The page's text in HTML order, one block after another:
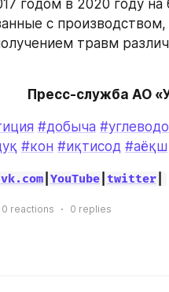
годом в 2020 году на
с производством,
травм
Пресс-служба АО
#добыча
#кон #иқтисод #аёқш
vk.com| YouTube| twitter|
0 reactions 0 replies